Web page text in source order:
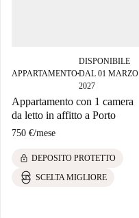
APPARTAMENTO■
DISPONIBILE
DAL 01 MARZO
2027
Appartamento con 1 camera
da letto in affitto a Porto
750 €/mese
lock DEPOSITO PROTETTO
SCELTA MIGLIORE